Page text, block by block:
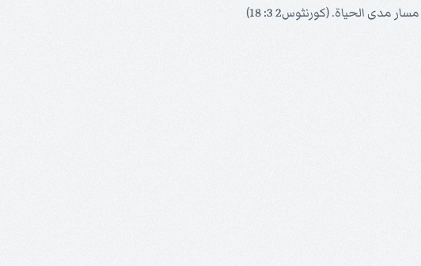
مدى الحياة. (كورنثوس2 3: 18)